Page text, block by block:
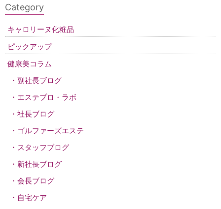
Category
キャロリーヌ化粧品
ピックアップ
健康美コラム
副社長ブログ
エステプロ・ラボ
社長ブログ
ゴルファーズエステ
スタッフブログ
新社長ブログ
会長ブログ
自宅ケア